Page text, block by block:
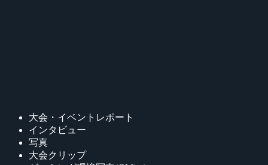
大会・イベントレポート
インタビュー
写真
大会クリップ